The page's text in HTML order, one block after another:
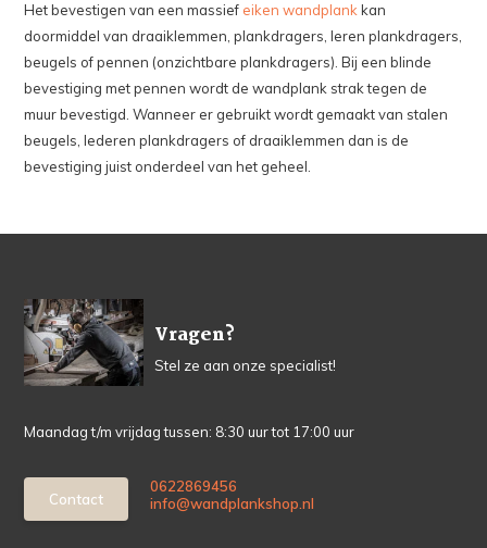
Het bevestigen van een massief eiken wandplank kan
doormiddel van draaiklemmen, plankdragers, leren plankdragers,
beugels of pennen (onzichtbare plankdragers). Bij een blinde
bevestiging met pennen wordt de wandplank strak tegen de
muur bevestigd. Wanneer er gebruikt wordt gemaakt van stalen
beugels, lederen plankdragers of draaiklemmen dan is de
bevestiging juist onderdeel van het geheel.
Vragen?
Stel ze aan onze specialist!
Maandag t/m vrijdag tussen: 8:30 uur tot 17:00 uur
Contact
0622869456
info@wandplankshop.nl